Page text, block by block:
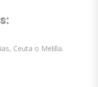
Ceuta o Melilla.